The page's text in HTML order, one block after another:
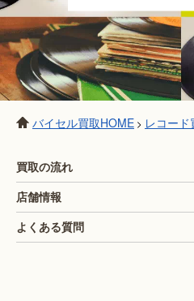
バイセル買取HOME > レコード
買取の流れ
店舗情報
よくある質問